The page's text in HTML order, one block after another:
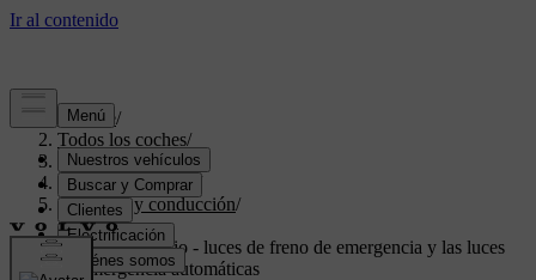
Soporte/
Todos los coches/
V70 2016 /
Manual de usuario
Arranque y conducción/
Frenos/
Freno de servicio - luces de freno de emergencia y las luces
de emergencia automáticas